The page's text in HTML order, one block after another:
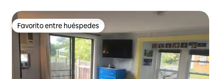
Favorito entre huéspedes
Favorito entre huéspedes